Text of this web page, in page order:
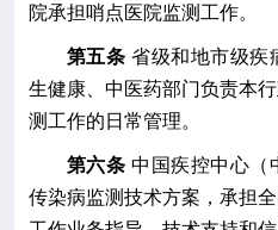
院承担哨点医院监测工作。
第五条 省级和地市级疾
生健康、中医药部门负责本
测工作的日常管理。
第六条 中国疾控中心（
传染病监测技术方案，承担